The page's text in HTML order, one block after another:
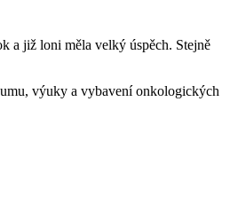
a již loni měla velký úspěch. Stejně
výuky a vybavení onkologických